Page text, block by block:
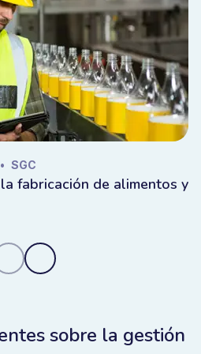
Usted define la gestión
sin perder el control.
de datos en el
de
incluyen información
sensible. Bizzmine es
mantiene el control total
y la gobernanza, lo
• SGC
fabricación de alimentos y
sobre la gestión